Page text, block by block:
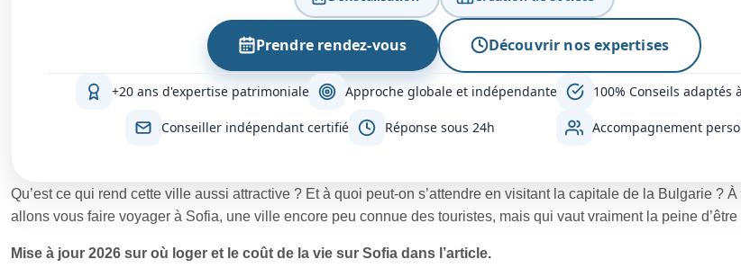
Prendre rendez-vous Découvrir nos expertises
+20 ans d'expertise patrimoniale Approche globale et indépendante 100% Conseils adaptés
Conseiller indépendant certifié Réponse sous 24h Accompagnement
Qu’est ce qui rend cette ville aussi attractive ? Et à quoi peut-on s’attendre en visitant la capitale de la Bulgarie ?
allons vous faire voyager à Sofia, une ville encore peu connue des touristes, mais qui vaut vraiment la peine d’être
Mise à jour 2026 sur où loger et le coût de la vie sur Sofia dans l’article.